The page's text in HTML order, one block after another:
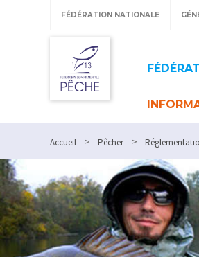
FÉDÉRATION NATIONALE
Accueil > Pêcher >